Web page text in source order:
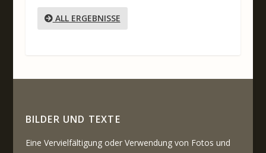
ALL ERGEBNISSE
BILDER UND TEXTE
Eine Vervielfältigung oder Verwendung von Fotos und